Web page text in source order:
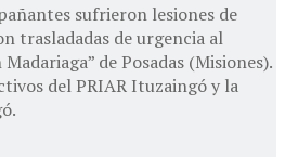
sufrieron lesiones de
trasladadas de urgencia al
de Posadas (Misiones).
del PRIAR Ituzaingó y la